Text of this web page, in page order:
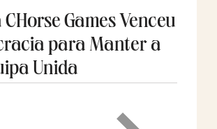
CHorse Games Venceu
para Manter a
Unida